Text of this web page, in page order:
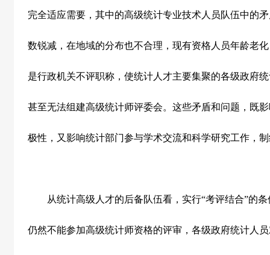
完全适应需要，其中的高级统计专业技术人员队伍中的
数锐减，在地域的分布也不合理，现有资格人员年龄老
是行政机关不评职称，使统计人才主要集聚的各级政府
甚至无法组建高级统计师评委会。这些矛盾和问题，既
极性，又影响统计部门参与学术交流和科学研究工作，
从统计高级人才的后备队伍看，实行“考评结合”的条
仍然不能参加高级统计师资格的评审，各级政府统计人